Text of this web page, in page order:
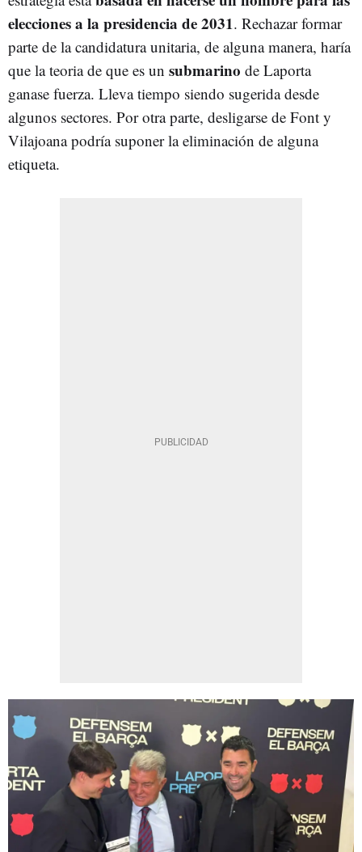
elecciones a la presidencia de 2031. Rechazar formar
parte de la candidatura unitaria, de alguna manera, haría
que la teoria de que es un submarino de Laporta
ganase fuerza. Lleva tiempo siendo sugerida desde
algunos sectores. Por otra parte, desligarse de Font y
Vilajoana podría suponer la eliminación de alguna
etiqueta.